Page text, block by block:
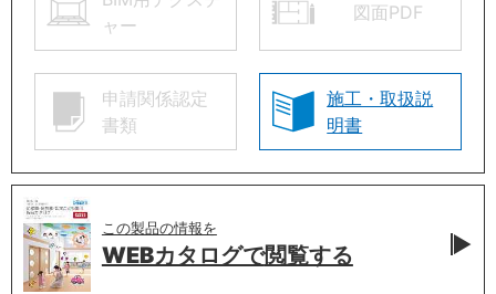
ャー
図面PDF
申請関係認定
書類
施工・取扱説
明書
この製品の情報を
WEBカタログで閲覧する